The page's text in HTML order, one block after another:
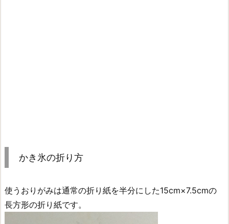
かき氷の折り方
使うおりがみは通常の折り紙を半分にした15cm×7.5cmの
長方形の折り紙です。